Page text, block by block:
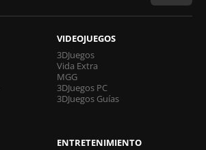
VIDEOJUEGOS
3DJuegos
Vida Extra
MGG
3DJuegos PC
3DJuegos Guías
ENTRETENIMIENTO